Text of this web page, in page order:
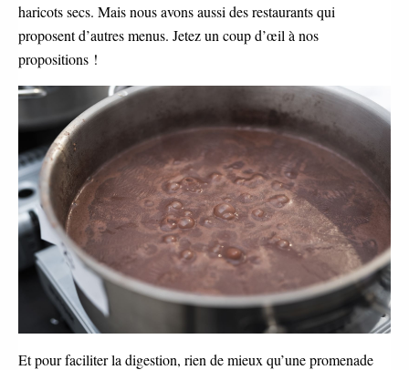
haricots secs. Mais nous avons aussi des restaurants qui
proposent d’autres menus. Jetez un coup d’œil à nos
propositions !
Et pour faciliter la digestion, rien de mieux qu’une promenade